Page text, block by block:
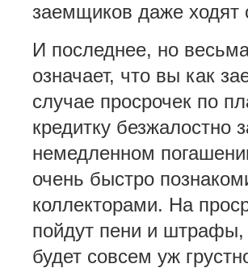
заемщиков даже ходят
И последнее, но
означает, что вы как
случае просрочек по
кредитку безжалостно
немедленном
очень быстро
коллекторами. На
пойдут пени и штрафы,
будет совсем уж